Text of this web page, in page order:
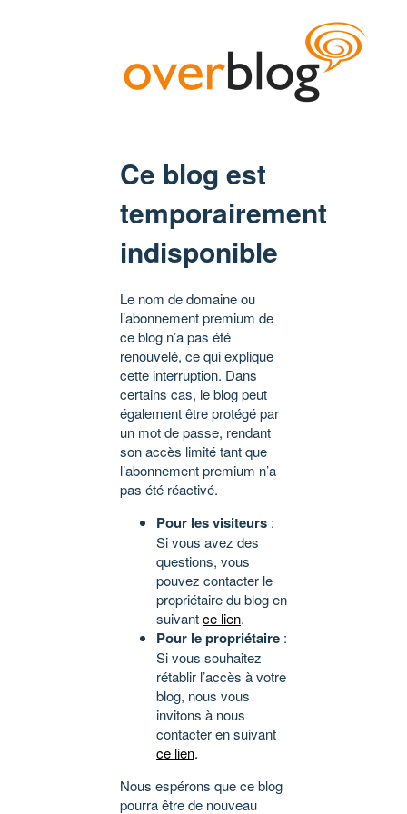
Ce blog est
temporairement
indisponible
Le nom de domaine ou
l’abonnement premium de
ce blog n’a pas été
renouvelé, ce qui explique
cette interruption. Dans
certains cas, le blog peut
également être protégé par
un mot de passe, rendant
son accès limité tant que
l’abonnement premium n’a
pas été réactivé.
Pour les visiteurs :
Si vous avez des
questions, vous
pouvez contacter le
propriétaire du blog en
suivantce lien.
Pour le propriétaire :
Si vous souhaitez
rétablir l’accès à votre
blog, nous vous
invitons à nous
contacter en suivant
ce lien.
Nous espérons que ce blog
pourra être de nouveau